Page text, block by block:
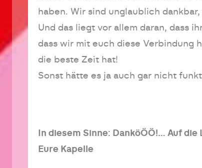
haben. Wir sind unglaublich
Und das liegt vor allem daran, dass
dass wir mit euch diese Verbindung
die beste Zeit hat!
Sonst hätte es ja auch gar nicht
In diesem Sinne: DanköÖÖ!… Auf
Eure Kapelle